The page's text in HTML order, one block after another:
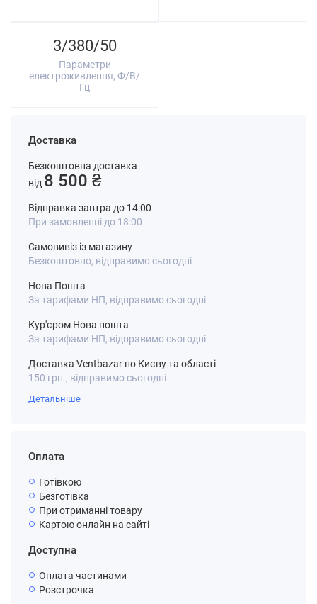
3/380/50
Параметри
електроживлення, Ф/В/
Гц
Доставка
Безкоштовна доставка
від 8 500 ₴
Відправка завтра до 14:00
При замовленні до 18:00
Самовивіз із магазину
Безкоштовно, відправимо сьогодні
Нова Пошта
За тарифами НП, відправимо сьогодні
Кур'єром Нова пошта
За тарифами НП, відправимо сьогодні
Доставка Ventbazar по Києву та області
150 грн., відправимо сьогодні
Детальніше
Оплата
Готівкою
Безготівка
При отриманні товару
Картою онлайн на сайті
Доступна
Оплата частинами
Розстрочка